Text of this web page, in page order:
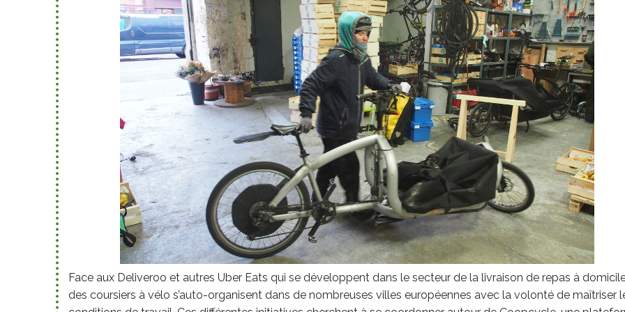
Face aux Deliveroo et autres Uber Eats qui se développent dans le secteur de la livraison de repas à
des coursiers à vélo s’auto-organisent dans de nombreuses villes européennes avec la volonté de maîtriser